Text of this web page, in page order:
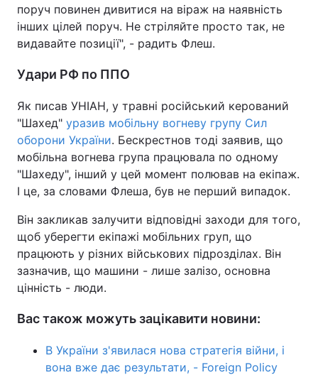
поруч повинен дивитися на віраж на наявність
інших цілей поруч. Не стріляйте просто так, не
видавайте позиції", - радить Флеш.
Удари РФ по ППО
Як писав УНІАН, у травні російський керований
"Шахед" уразив мобільну вогневу групу Сил
оборони України. Бескрестнов тоді заявив, що
мобільна вогнева група працювала по одному
"Шахеду", інший у цей момент полював на екіпаж.
І це, за словами Флеша, був не перший випадок.
Він закликав залучити відповідні заходи для того,
щоб уберегти екіпажі мобільних груп, що
працюють у різних військових підрозділах. Він
зазначив, що машини - лише залізо, основна
цінність - люди.
Вас також можуть зацікавити новини:
В України з'явилася нова стратегія війни, і
вона вже дає результати, - Foreign Policy